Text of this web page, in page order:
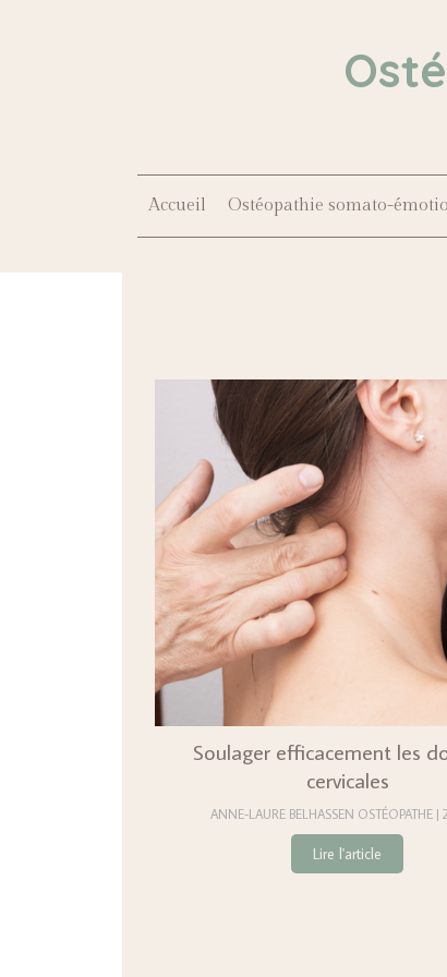
Accueil Ostéopathie somato-
Soulager efficacement les
cervicales
ANNE-LAURE BELHASSEN OSTÉOPATHE
Lire l'article